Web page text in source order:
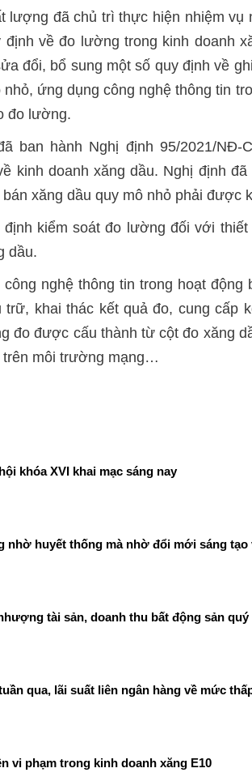
đã chủ trì thực hiện nhiệm vụ
về đo lường trong kinh doanh
đổi, bổ sung một số quy định về
ứng dụng công nghệ thông tin
đo lường.
ban hành Nghị định 95/2021/
kinh doanh xăng dầu. Nghị định
xăng dầu quy mô nhỏ phải
kiểm soát đo lường đối với
dầu.
nghệ thông tin trong hoạt
khai thác kết quả đo, cung cấp
đo được cấu thành từ cột đo xăng
trên môi trường mạng…
khóa XVI khai mạc sáng nay
nhờ huyết thống mà nhờ đổi mới sáng
tài sản, doanh thu bất động sản quý
qua, lãi suất liên ngân hàng về mức
vi phạm trong kinh doanh xăng E10